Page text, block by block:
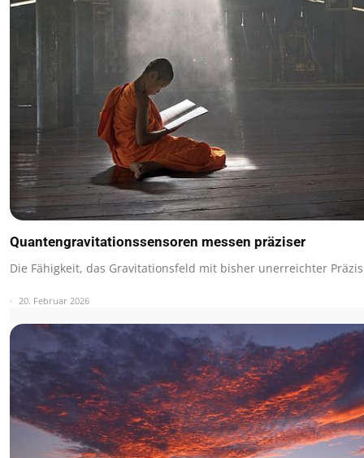
Quantengravitationssensoren messen präziser
Die Fähigkeit, das Gravitationsfeld mit bisher unerreichter
20. Februar 2026